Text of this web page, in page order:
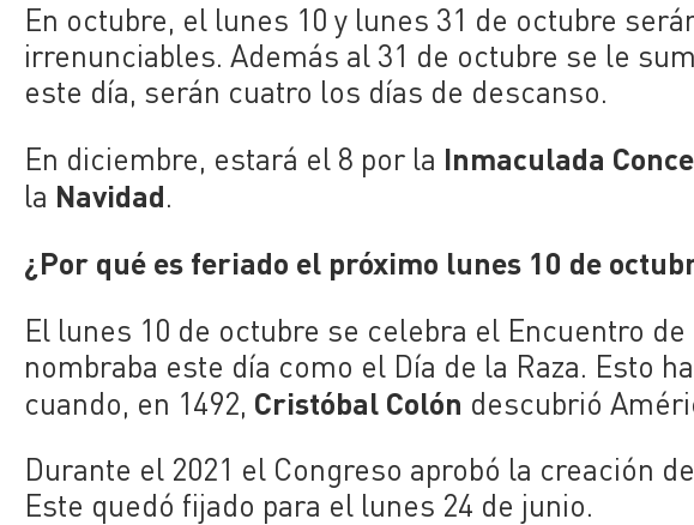
En octubre, el lunes 10 y lunes 31 de octubre
irrenunciables. Además al 31 de octubre se le
este día, serán cuatro los días de descanso.
En diciembre, estará el 8 por la Inmaculada
la Navidad.
¿Por qué es feriado el próximo lunes 10 de
El lunes 10 de octubre se celebra el Encuentro
nombraba este día como el Día de la Raza. Esto
cuando, en 1492, Cristóbal Colón descubrió
Durante el 2021 el Congreso aprobó la creación
Este quedó fijado para el lunes 24 de junio.